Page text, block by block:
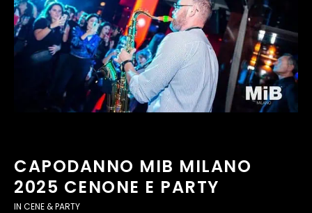
CAPODANNO MIB MILANO
2025 CENONE E PARTY
IN CENE & PARTY